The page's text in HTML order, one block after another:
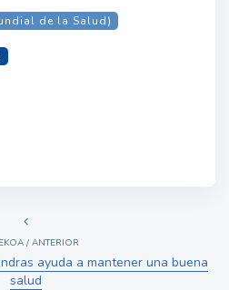
de la Salud)
/ ANTERIOR
ayuda a mantener una buena
salud